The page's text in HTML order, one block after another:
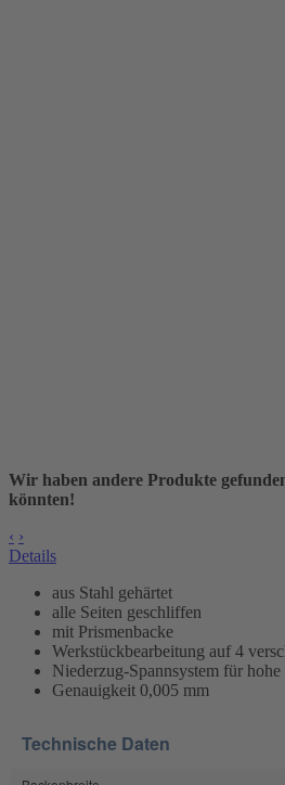
Wir haben andere Produkte
könnten!
‹ ›
Details
aus Stahl gehärtet
alle Seiten geschliffen
mit Prismenbacke
Werkstückbearbeitung auf 4
Niederzug-Spannsystem für
Genauigkeit 0,005 mm
Technische Daten